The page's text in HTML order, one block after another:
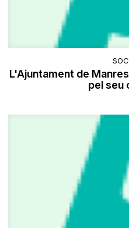
L'Ajuntament de
pel seu